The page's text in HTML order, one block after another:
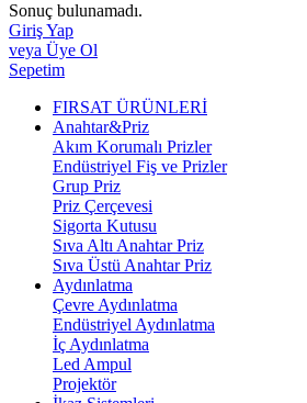
Sonuç bulunamadı.
Giriş Yap
veya Üye Ol
Sepetim
FIRSAT ÜRÜNLERİ
Anahtar&Priz
Akım Korumalı Prizler
Endüstriyel Fiş ve Prizler
Grup Priz
Priz Çerçevesi
Sigorta Kutusu
Sıva Altı Anahtar Priz
Sıva Üstü Anahtar Priz
Aydınlatma
Çevre Aydınlatma
Endüstriyel Aydınlatma
İç Aydınlatma
Led Ampul
Projektör